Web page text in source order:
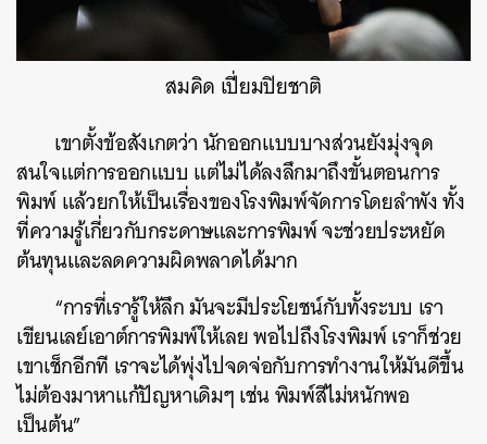
สมคิด เปี่ยมปิยชาติ
เขาตั้งข้อสังเกตว่า นักออกแบบบางส่วนยังมุ่งจุด
สนใจแต่การออกแบบ แต่ไม่ได้ลงลึกมาถึงขั้นตอนการ
พิมพ์ แล้วยกให้เป็นเรื่องของโรงพิมพ์จัดการโดยลำพัง ทั้ง
ที่ความรู้เกี่ยวกับกระดาษและการพิมพ์ จะช่วยประหยัด
ต้นทุนและลดความผิดพลาดได้มาก
“การที่เรารู้ให้ลึก มันจะมีประโยชน์กับทั้งระบบ เรา
เขียนเลย์เอาต์การพิมพ์ให้เลย พอไปถึงโรงพิมพ์ เราก็ช่วย
เขาเช็กอีกที เราจะได้พุ่งไปจดจ่อกับการทำงานให้มันดีขึ้น
ไม่ต้องมาหาแก้ปัญหาเดิมๆ เช่น พิมพ์สีไม่หนักพอ
เป็นต้น”